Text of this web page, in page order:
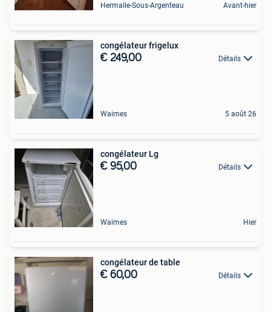
Hermalle-Sous-Argenteau Avant-hier
congélateur frigelux
€ 249,00 Détails
Waimes 5 août 26
congélateur Lg
€ 95,00 Détails
Waimes Hier
congélateur de table
€ 60,00 Détails